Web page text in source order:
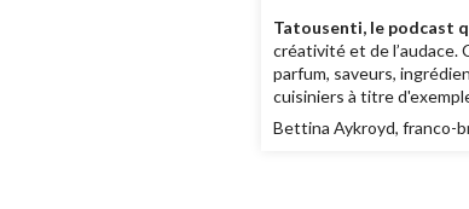
Tatousenti, le podcast
créativité et de l’audace.
parfum, saveurs,
cuisiniers à titre
Bettina Aykroyd, franco-